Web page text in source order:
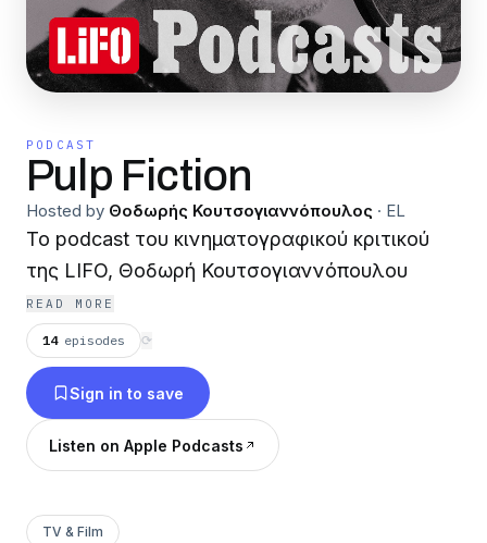
PODCAST
Pulp Fiction
Hosted by Θοδωρής Κουτσογιαννόπουλος · EL
Το podcast του κινηματογραφικού κριτικού
της LIFO, Θοδωρή Κουτσογιαννόπουλου
READ MORE
14 episodes ⟳
Sign in to save
Listen on Apple Podcasts
TV & Film